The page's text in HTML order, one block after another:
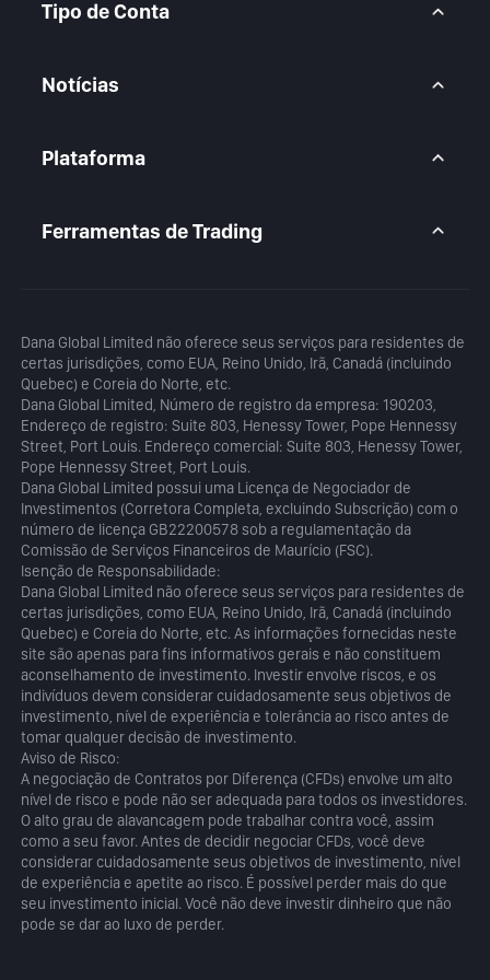
FAQ
CFD Metais
Tipo de Conta
Conta Padrão
Notícias
Artigos
Blog
Plataforma
Aplicativo MetaTrader 5
Ferramentas de Trading
Dana Global Limited não oferece seus serviços para residentes de
certas jurisdições, como EUA, Reino Unido, Irã, Canadá (incluindo
Quebec) e Coreia do Norte, etc.
Dana Global Limited, Número de registro da empresa: 190203,
Endereço de registro: Suite 803, Henessy Tower, Pope Hennessy
Street, Port Louis. Endereço comercial: Suite 803, Henessy Tower,
Pope Hennessy Street, Port Louis.
Dana Global Limited possui uma Licença de Negociador de
Investimentos (Corretora Completa, excluindo Subscrição) com o
número de licença GB22200578 sob a regulamentação da
Comissão de Serviços Financeiros de Maurício (FSC).
Isenção de Responsabilidade:
Dana Global Limited não oferece seus serviços para residentes de
certas jurisdições, como EUA, Reino Unido, Irã, Canadá (incluindo
Quebec) e Coreia do Norte, etc. As informações fornecidas neste
site são apenas para fins informativos gerais e não constituem
aconselhamento de investimento. Investir envolve riscos, e os
indivíduos devem considerar cuidadosamente seus objetivos de
investimento, nível de experiência e tolerância ao risco antes de
tomar qualquer decisão de investimento.
Aviso de Risco:
A negociação de Contratos por Diferença (CFDs) envolve um alto
nível de risco e pode não ser adequada para todos os investidores.
O alto grau de alavancagem pode trabalhar contra você, assim
como a seu favor. Antes de decidir negociar CFDs, você deve
considerar cuidadosamente seus objetivos de investimento, nível
de experiência e apetite ao risco. É possível perder mais do que
seu investimento inicial. Você não deve investir dinheiro que não
pode se dar ao luxo de perder.